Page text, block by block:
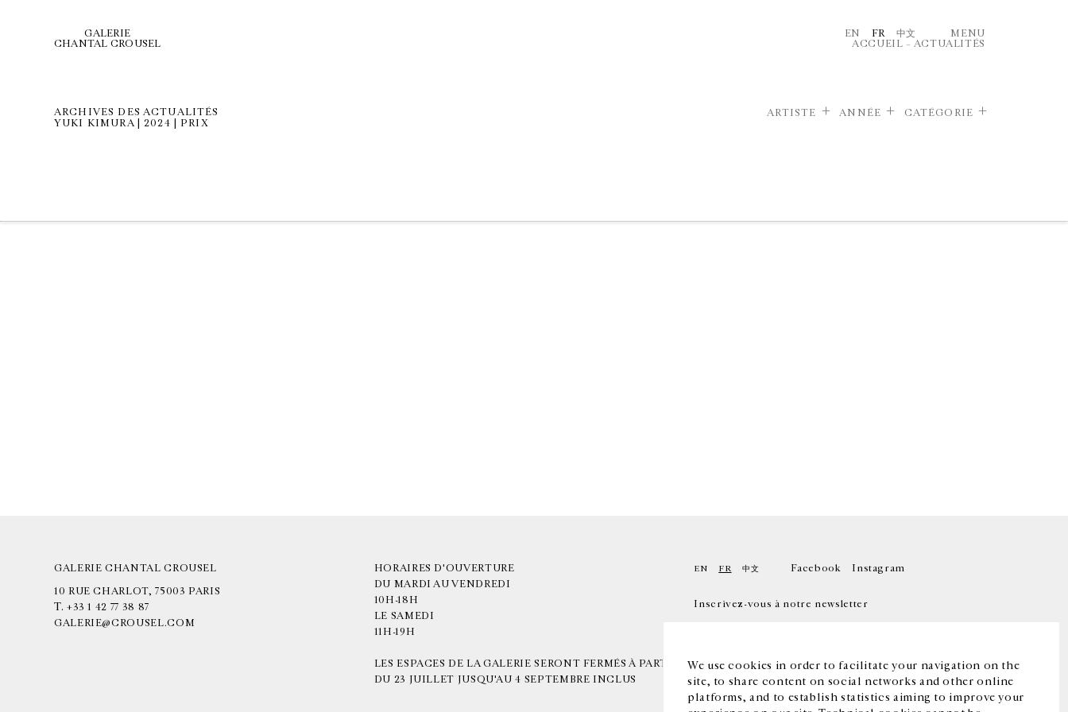
We use cookies in order to facilitate your navigation on the
site, to share content on social networks and other online
platforms, and to establish statistics aiming to improve your
GALERIE
CHANTAL CROUSEL
EN FR 中文
MENU
ACCUEIL – ACTUALITÉS
ARCHIVES DES ACTUALITÉS
YUKI KIMURA | 2024 | PRIX
ARTISTE ANNÉE CATÉGORIE
GALERIE CHANTAL CROUSEL
10 RUE CHARLOT, 75003 PARIS
T. +33 1 42 77 38 87
GALERIE@CROUSEL.COM
HORAIRES D'OUVERTURE
DU MARDI AU VENDREDI
10H-18H
LE SAMEDI
11H-19H
LES ESPACES DE LA GALERIE SERONT FERMÉS À PARTIR
DU 23 JUILLET JUSQU'AU 4 SEPTEMBRE INCLUS
EN FR 中文 Facebook Instagram
Inscrivez-vous à notre newsletter